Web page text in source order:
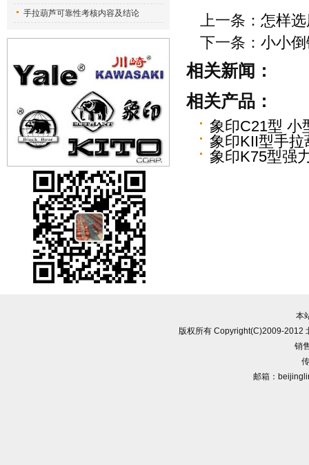
上一条： 怎样
下一条： 小小
相关新闻：
相关产品：
象印C21型 小
象印KII型手拉
象印K75型强
手拉葫芦可靠性考核内容及结论
本
版权所有 Copyright(C)2009-2012
销
邮箱：